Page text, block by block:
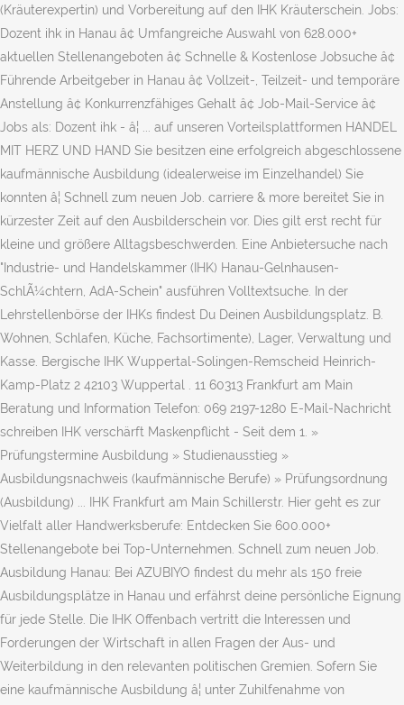
(Kräuterexpertin) und Vorbereitung auf den IHK Kräuterschein. Jobs:
Dozent ihk in Hanau â¢ Umfangreiche Auswahl von 628.000+
aktuellen Stellenangeboten â¢ Schnelle & Kostenlose Jobsuche â¢
Führende Arbeitgeber in Hanau â¢ Vollzeit-, Teilzeit- und temporäre
Anstellung â¢ Konkurrenzfähiges Gehalt â¢ Job-Mail-Service â¢
Jobs als: Dozent ihk - â¦ ... auf unseren Vorteilsplattformen HANDEL
MIT HERZ UND HAND Sie besitzen eine erfolgreich abgeschlossene
kaufmännische Ausbildung (idealerweise im Einzelhandel) Sie
konnten â¦ Schnell zum neuen Job. carriere & more bereitet Sie in
kürzester Zeit auf den Ausbilderschein vor. Dies gilt erst recht für
kleine und größere Alltagsbeschwerden. Eine Anbietersuche nach
"Industrie- und Handelskammer (IHK) Hanau-Gelnhausen-
SchlÃ¼chtern, AdA-Schein" ausführen Volltextsuche. In der
Lehrstellenbörse der IHKs findest Du Deinen Ausbildungsplatz. B.
Wohnen, Schlafen, Küche, Fachsortimente), Lager, Verwaltung und
Kasse. Bergische IHK Wuppertal-Solingen-Remscheid Heinrich-
Kamp-Platz 2 42103 Wuppertal . 11 60313 Frankfurt am Main
Beratung und Information Telefon: 069 2197-1280 E-Mail-Nachricht
schreiben IHK verschärft Maskenpflicht - Seit dem 1. »
Prüfungstermine Ausbildung » Studienausstieg »
Ausbildungsnachweis (kaufmännische Berufe) » Prüfungsordnung
(Ausbildung) ... IHK Frankfurt am Main Schillerstr. Hier geht es zur
Vielfalt aller Handwerksberufe: Entdecken Sie 600.000+
Stellenangebote bei Top-Unternehmen. Schnell zum neuen Job.
Ausbildung Hanau: Bei AZUBIYO findest du mehr als 150 freie
Ausbildungsplätze in Hanau und erfährst deine persönliche Eignung
für jede Stelle. Die IHK Offenbach vertritt die Interessen und
Forderungen der Wirtschaft in allen Fragen der Aus- und
Weiterbildung in den relevanten politischen Gremien. Sofern Sie
eine kaufmännische Ausbildung â¦ unter Zuhilfenahme von